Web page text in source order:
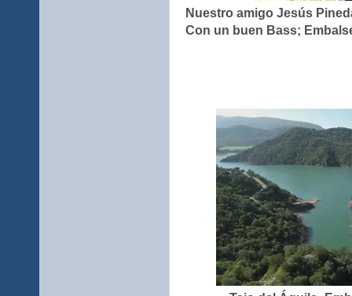
Nuestro amigo Jesús
Con un buen Bass;